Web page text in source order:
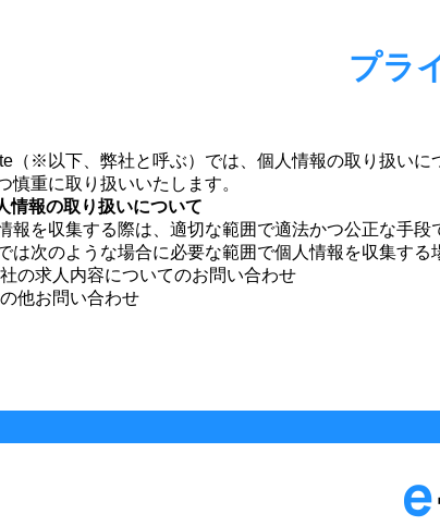
プラ
（※以下、弊社と呼ぶ）では、個人情報の取り扱い
慎重に取り扱いいたします。
情報の取り扱いについて
報を収集する際は、適切な範囲で適法かつ公正な手段
は次のような場合に必要な範囲で個人情報を収集する
社の求人内容についてのお問い合わせ
の他お問い合わせ